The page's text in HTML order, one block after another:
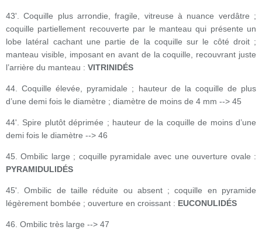
43'. Coquille plus arrondie, fragile, vitreuse à nuance verdâtre ;
coquille partiellement recouverte par le manteau qui présente un
lobe latéral cachant une partie de la coquille sur le côté droit ;
manteau visible, imposant en avant de la coquille, recouvrant juste
l’arrière du manteau : VITRINIDÉS
44. Coquille élevée, pyramidale ; hauteur de la coquille de plus
d’une demi fois le diamètre ; diamètre de moins de 4 mm --> 45
44'. Spire plutôt déprimée ; hauteur de la coquille de moins d’une
demi fois le diamètre --> 46
45. Ombilic large ; coquille pyramidale avec une ouverture ovale :
PYRAMIDULIDÉS
45'. Ombilic de taille réduite ou absent ; coquille en pyramide
légèrement bombée ; ouverture en croissant : EUCONULIDÉS
46. Ombilic très large --> 47